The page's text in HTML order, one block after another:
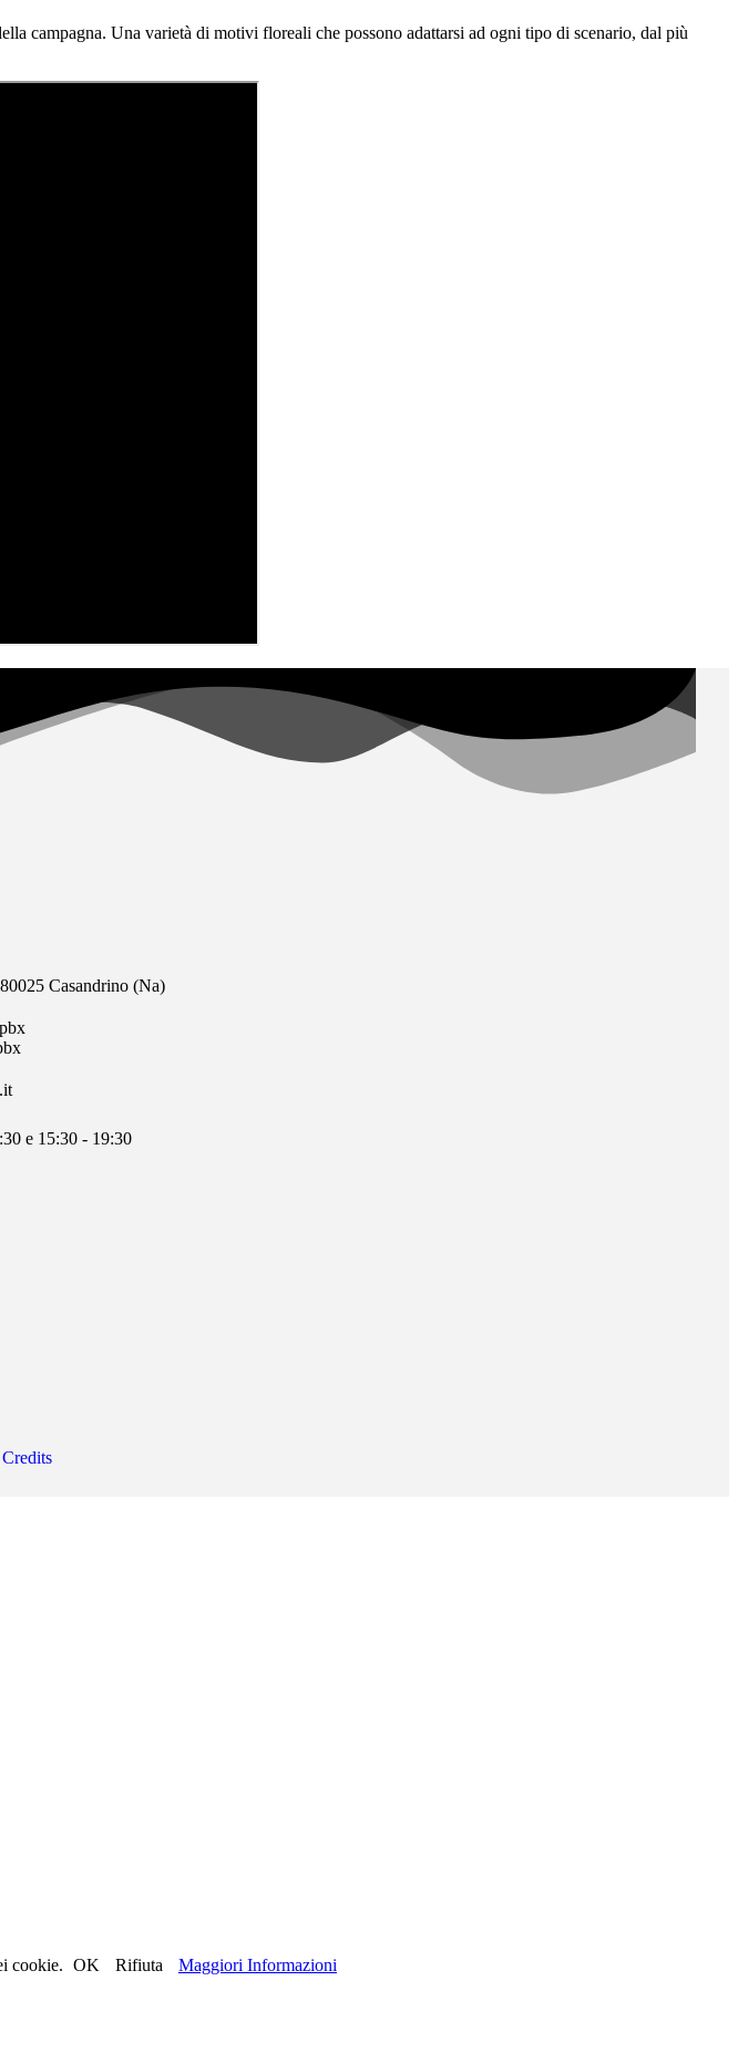
campagna. Una varietà di motivi floreali che possono adattarsi ad ogni tipo di scenario, dal più
Casandrino (Na)
e 15:30 - 19:30
Credits
cookie. OK Rifiuta Maggiori Informazioni